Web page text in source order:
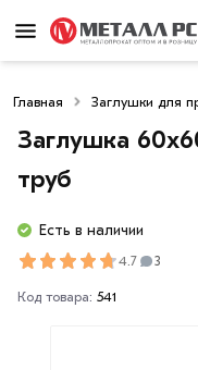
Главная Заглушки для
Заглушка
труб
Есть в наличии
4.7 3
Код товара: 541